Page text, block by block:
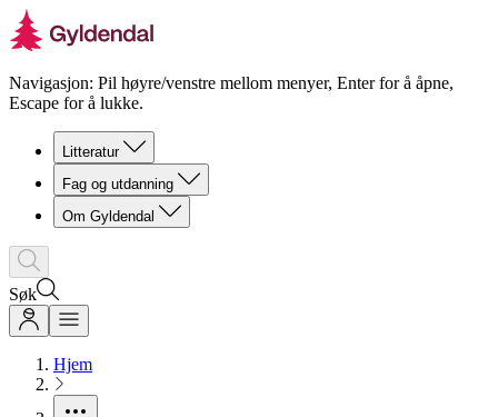
Navigasjon: Pil høyre/venstre mellom menyer, Enter for å åpne,
Escape for å lukke.
Litteratur
Fag og utdanning
Om Gyldendal
Søk
Hjem